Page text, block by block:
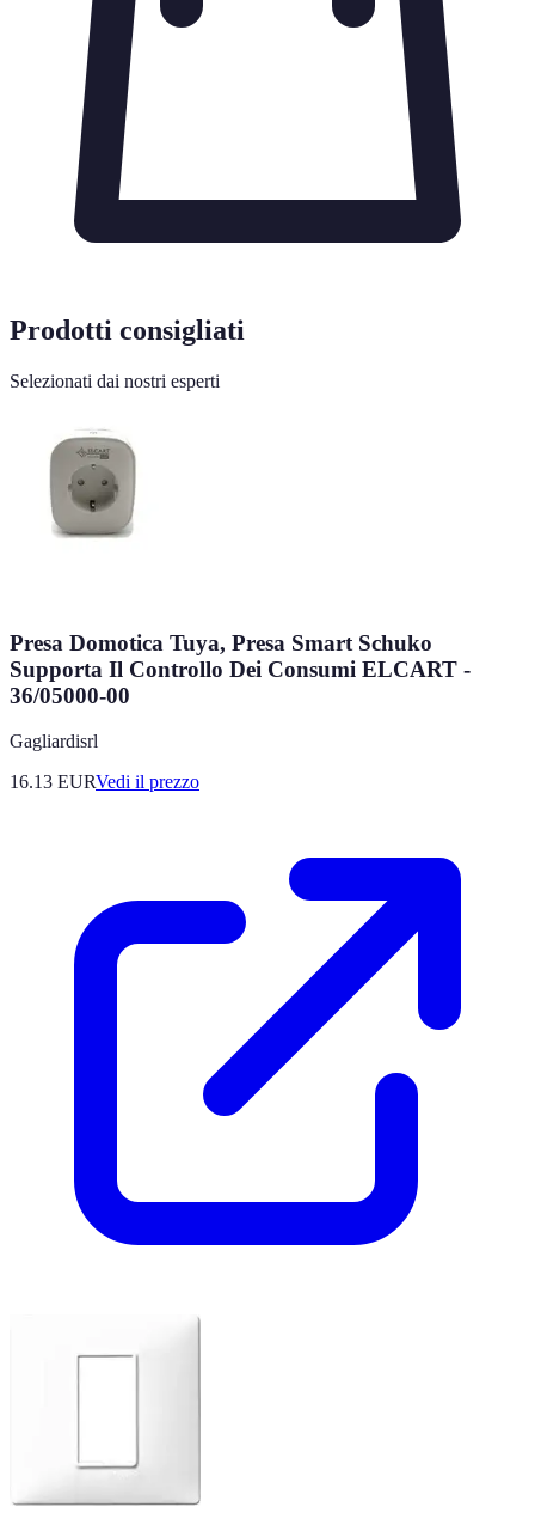
Prodotti consigliati
Selezionati dai nostri esperti
Presa Domotica Tuya, Presa Smart Schuko
Supporta Il Controllo Dei Consumi ELCART -
36/05000-00
Gagliardisrl
16.13 EURVedi il prezzo